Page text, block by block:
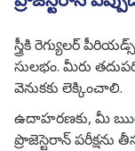
స్త్రీకి రెగ్యులర్
సులభం. మీరు
వెనుకకు లెక్కించాలి.
ఉదాహరణకు, మీ ఋతు
ప్రొజెస్టెరాన్ పరీక్షను